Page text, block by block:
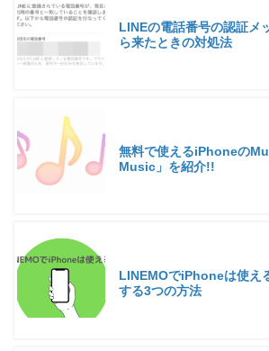
LINEの電話番号の認証メ
ら来たときの対処法
無料で使えるiPhoneの
Music」を紹介!!
LINEMOでiPhoneは使え
する3つの方法